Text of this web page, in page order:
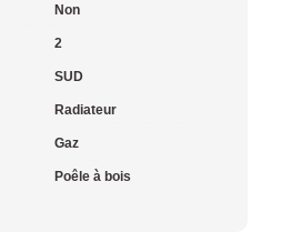
Non
2
SUD
Radiateur
Gaz
Poêle à bois